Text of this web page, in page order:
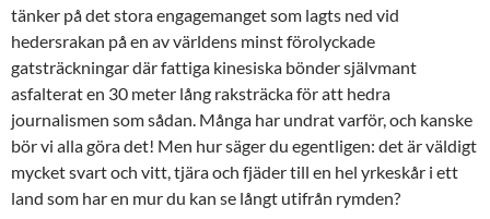
tänker på det stora engagemanget som lagts ned vid
hedersrakan på en av världens minst förolyckade
gatsträckningar där fattiga kinesiska bönder självmant
asfalterat en 30 meter lång raksträcka för att hedra
journalismen som sådan. Många har undrat varför, och kanske
bör vi alla göra det! Men hur säger du egentligen: det är väldigt
mycket svart och vitt, tjära och fjäder till en hel yrkeskår i ett
land som har en mur du kan se långt utifrån rymden?